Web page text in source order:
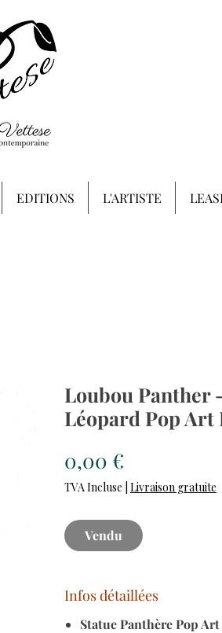
Loubou Panther
Léopard Pop
0,00 €
TVA Incluse Livraison gratuite
Vendu
Infos détaillées
Statue Panthère Pop Art
EDITIONS L'ARTISTE